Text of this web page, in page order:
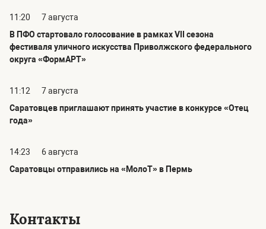
11:20
7 августа
В ПФО стартовало голосование в рамках VII сезона
фестиваля уличного искусства Приволжского федерального
округа «ФормАРТ»
11:12
7 августа
Саратовцев приглашают принять участие в конкурсе «Отец
года»
14:23
6 августа
Саратовцы отправились на «МолоТ» в Пермь
Контакты